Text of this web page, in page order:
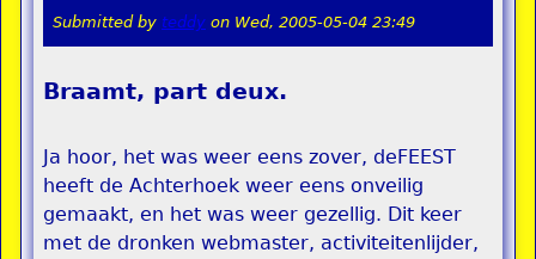
Submitted by teddy on Wed, 2005-05-04 23:49
Braamt, part deux.
Ja hoor, het was weer eens zover, deFEEST
heeft de Achterhoek weer eens onveilig
gemaakt, en het was weer gezellig. Dit keer
met de dronken webmaster, activiteitenlijder,